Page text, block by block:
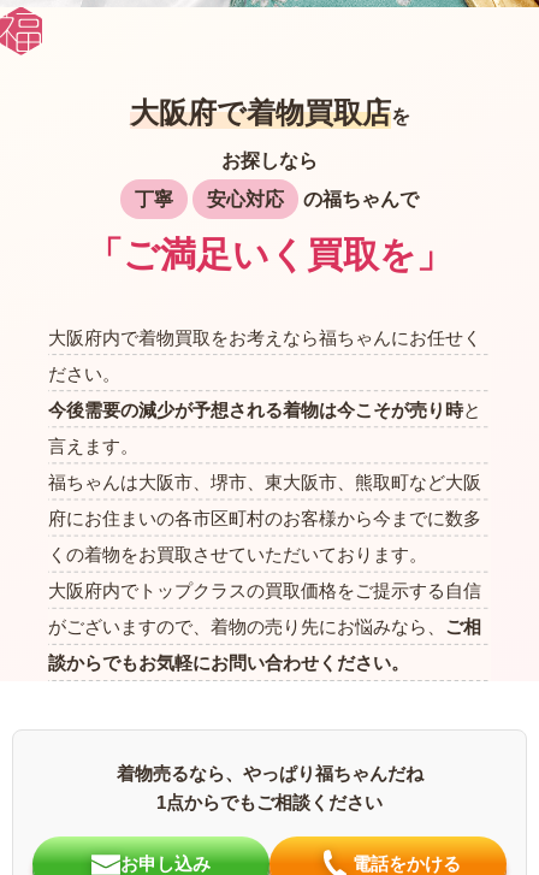
大阪府で着物買取店を
お探しなら
丁寧
安心対応 の福ちゃんで
「ご満足いく買取を」
大阪府内で着物買取をお考えなら福ちゃんにお任せく
ださい。
今後需要の減少が予想される着物は今こそが売り時と
言えます。
福ちゃんは大阪市、堺市、東大阪市、熊取町など大阪
府にお住まいの各市区町村のお客様から今までに数多
くの着物をお買取させていただいております。
大阪府内でトップクラスの買取価格をご提示する自信
がございますので、着物の売り先にお悩みなら、 ご相
談からでもお気軽にお問い合わせください。
着物売るなら、やっぱり福ちゃんだね
1点からでもご相談ください
お申し込み 電話をかける